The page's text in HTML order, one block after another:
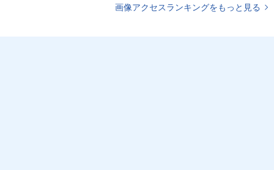
画像アクセスランキングをもっと見る